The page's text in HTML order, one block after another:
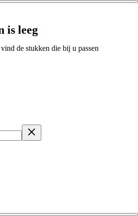
is leeg
de stukken die bij u passen